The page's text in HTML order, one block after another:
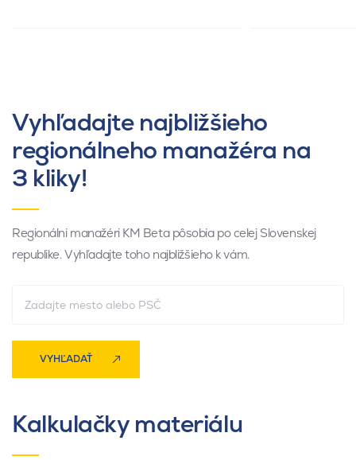
Vyhľadajte najbližšieho
regionálneho manažéra na
3 kliky!
Regionálni manažéri KM Beta pôsobia po celej Slovenskej
republike. Vyhľadajte toho najbližšieho k vám.
VYHĽADAŤ
Kalkulačky materiálu